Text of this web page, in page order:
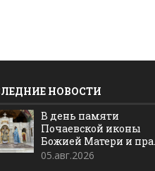
НОВОСТИ
В день памяти
Почаевской иконы
Божией Матери и
05.авг.2026